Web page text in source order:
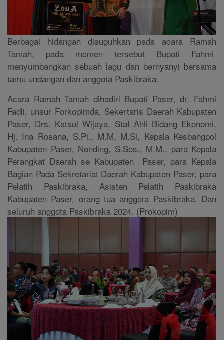
Berbagai hidangan disuguhkan pada acara Ramah
Tamah, pada momen tersebut Bupati Fahmi
menyumbangkan sebuah lagu dan bernyanyi bersama
tamu undangan dan anggota Paskibraka.
Acara Ramah Tamah dihadiri Bupati Paser, dr. Fahmi
Fadli, unsur Forkopimda, Sekertaris Daerah Kabupaten
Paser, Drs. Katsul Wijaya, Staf Ahli Bidang Ekonomi,
Hj. Ina Rosana, S.Pi., M.M, M.Si, Kepala Kesbangpol
Kabupaten Paser, Nonding, S.Sos., M.M., para Kepala
Perangkat Daerah se Kabupaten Paser, para Kepala
Bagian Pada Sekretariat Daerah Kabupaten Paser, para
Pelatih Paskibraka, Asisten Pelatih Paskibraka
Kabupaten Paser, orang tua anggota Paskibraka. Dan
seluruh anggota Paskibraka 2024. (Prokopim)